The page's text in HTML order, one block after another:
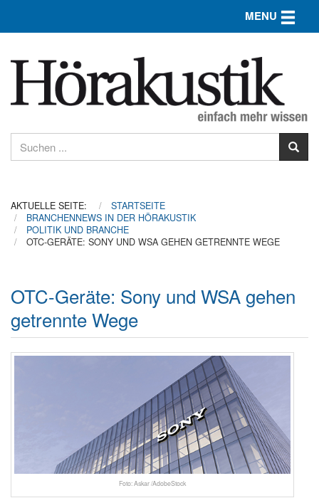
MENU Toggle
AKTUELLE SEITE:
STARTSEITE
BRANCHENNEWS IN DER HÖRAKUSTIK
POLITIK UND BRANCHE
OTC-GERÄTE: SONY UND WSA GEHEN GETRENNTE WEGE
OTC-Geräte: Sony und WSA gehen
getrennte Wege
Foto: Askar /AdobeStock